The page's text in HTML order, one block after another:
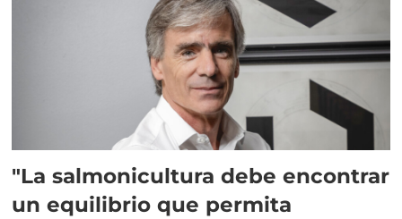
"La salmonicultura debe encontrar
un equilibrio que permita